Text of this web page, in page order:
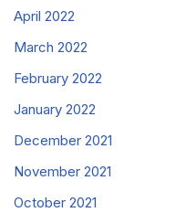
April 2022
March 2022
February 2022
January 2022
December 2021
November 2021
October 2021